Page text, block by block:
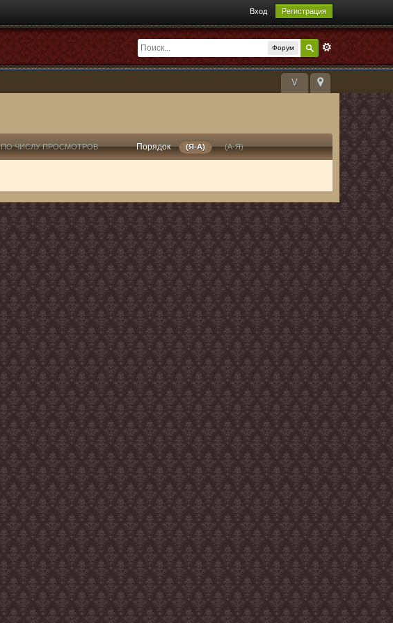
Вход Регистрация
Форум
V
ПО ЧИСЛУ ПРОСМОТРОВ Порядок (Я-А) (А-Я)